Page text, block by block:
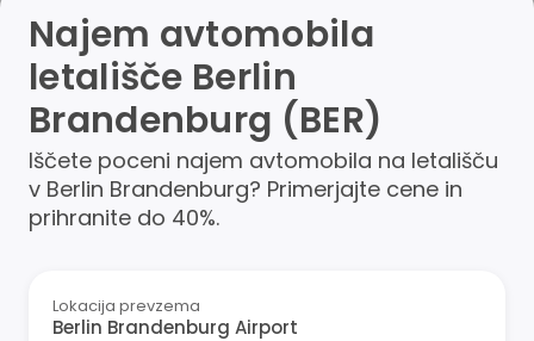
Najem avtomobila
letališče Berlin
Brandenburg (BER)
Iščete poceni najem avtomobila na letališču
v Berlin Brandenburg? Primerjajte cene in
prihranite do 40%.
Lokacija prevzema